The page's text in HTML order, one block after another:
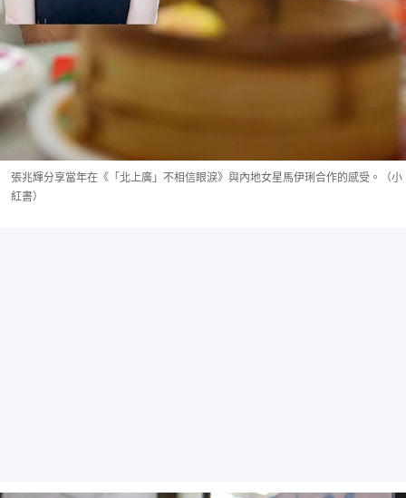
張兆輝分享當年在《「北上廣」不相信眼淚》與內地女星馬伊琍合作的感受。（小
紅書）